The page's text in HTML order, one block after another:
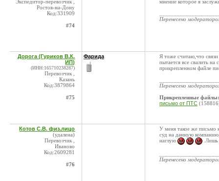
Экспедитор-перевозчик ,
Ростов-на-Дону
Код:331909
#74
мнение которое я
Перенесено
Дорога (Гуриков В.К.
ИП)
(ИНН:165710238287)
Перевозчик ,
Казань
Код:3879864
#75
Фарида
Я тоже считаю,что
пытается все свалить
прикрепленном файле
Перенесено
Прикрепленные файлы:
письмо от ПТС
Котов С.В. физ.лицо
(удалена)
Перевозчик ,
Иваново
Код:2609281
#76
У меня такое же письмо
суд на данную
наглую
Перенесено